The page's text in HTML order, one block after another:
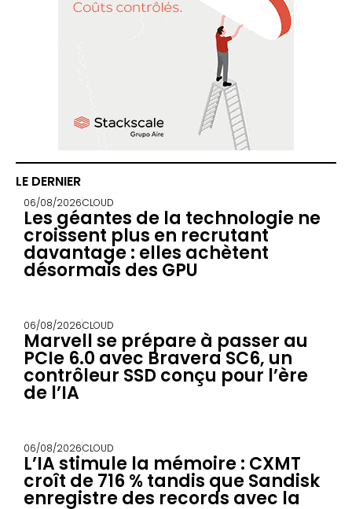
LE DERNIER
06/08/2026CLOUD
Les géantes de la technologie ne
croissent plus en recrutant
davantage : elles achètent
désormais des GPU
06/08/2026CLOUD
Marvell se prépare à passer au
PCIe 6.0 avec Bravera SC6, un
contrôleur SSD conçu pour l’ère
de l’IA
06/08/2026CLOUD
L’IA stimule la mémoire : CXMT
croît de 716 % tandis que Sandisk
enregistre des records avec la